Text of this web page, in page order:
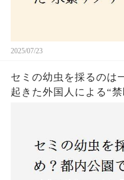
2025/07/23
セミの幼虫を採るのは
起きた外国人による“